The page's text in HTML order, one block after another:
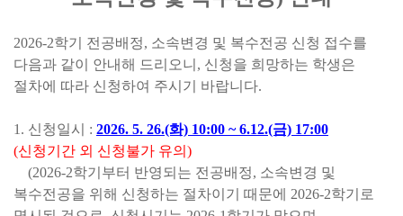
2026-2학기 전공배정, 소속변경 및 복수전공 신청 접수를
다음과 같이 안내해 드리오니, 신청을 희망하는 학생은
절차에 따라 신청하여 주시기 바랍니다.
1. 신청일시 : 2026. 5. 26.(화) 10:00 ~ 6.12.(금) 17:00
(신청기간 외 신청불가 유의)
(2026-2학기부터 반영되는 전공배정, 소속변경 및
복수전공을 위해 신청하는 절차이기 때문에 2026-2학기로